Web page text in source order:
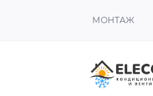
МОНТАЖ